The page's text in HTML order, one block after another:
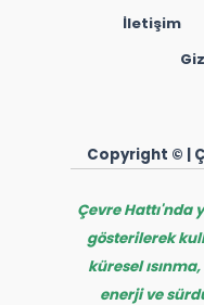
İletişim
Copyright © |
Çevre Hattı'nda
gösterilerek
küresel
enerji ve